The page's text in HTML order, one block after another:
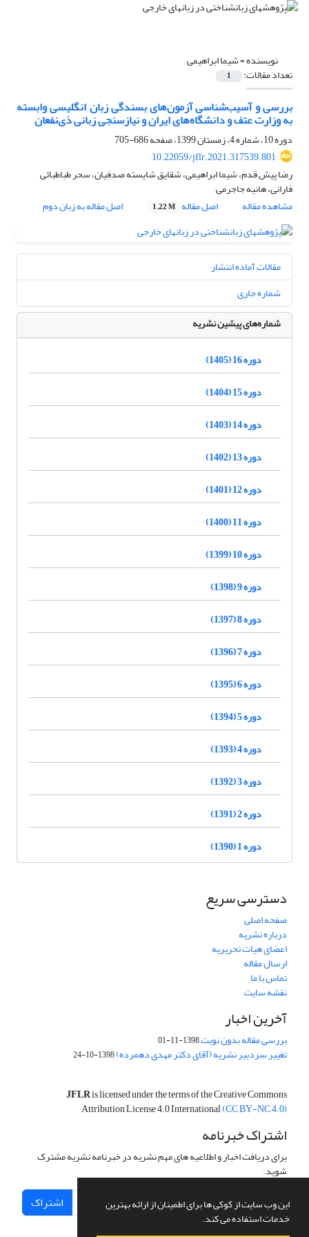
این وب سایت از کوکی ها برای اطمینان از ارائه بهترین
خدمات استفاده می کند.
نویسنده =شیما ابراهیمی
تعداد مقالات: 1
بررسی و آسیب‌شناسی آزمون‌های بسندگی زبان انگلیسی وابسته
به وزارت عتف و دانشگاه‌های ایران و نیازسنجی زبانی ذی‌نفعان
دوره 10، شماره 4، زمستان 1399، صفحه
686-705
10.22059/jflr.2021.317539.801
رضا پیش قدم، شیما ابراهیمی، شقایق شایسته صدفیان، سحر طباطبائی
فارانی، هانیه جاجرمی
مشاهده مقاله
اصل مقاله 1.22 M اصل مقاله به زبان دوم
مقالات آماده انتشار
شماره جاری
شماره‌های پیشین نشریه
دوره 16 (1405)
دوره 15 (1404)
دوره 14 (1403)
دوره 13 (1402)
دوره 12 (1401)
دوره 11 (1400)
دوره 10 (1399)
دوره 9 (1398)
دوره 8 (1397)
دوره 7 (1396)
دوره 6 (1395)
دوره 5 (1394)
دوره 4 (1393)
دوره 3 (1392)
دوره 2 (1391)
دوره 1 (1390)
دسترسی سریع
صفحه اصلی
درباره نشریه
اعضای هیات تحریریه
ارسال مقاله
تماس با ما
نقشه سایت
آخرین اخبار
بررسی مقاله بدون نوبت1398-11-01
تغییر سردبیر نشریه (آقای دکتر مهدی دهمرده)1398-10-24
JFLRis licensed under the terms of the Creative Commons
Attribution License 4.0 International(CC BY-NC 4.0)
اشتراک خبرنامه
برای دریافت اخبار و اطلاعیه های مهم نشریه در خبرنامه نشریه مشترک
شوید.
اشتراک